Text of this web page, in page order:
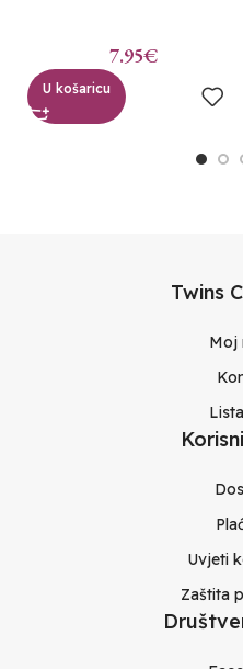
7.95€
U košaricu
Twins
Moj
Uvjeti
Zaštita